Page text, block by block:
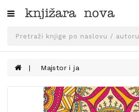
Kategorije
SVEUČILIŠNA
UDŽBENICI
KNJIGE
PRIBOR
Majstor i ja